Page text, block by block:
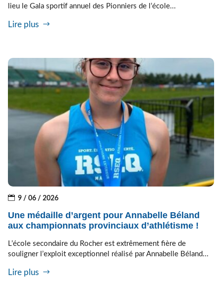
lieu le Gala sportif annuel des Pionniers de l’école...
Lire plus
9 / 06 / 2026
Une médaille d’argent pour Annabelle Béland
aux championnats provinciaux d’athlétisme !
L’école secondaire du Rocher est extrêmement fière de
souligner l’exploit exceptionnel réalisé par Annabelle Béland...
Lire plus